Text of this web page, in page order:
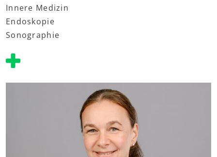
Innere Medizin
Endoskopie
Sonographie